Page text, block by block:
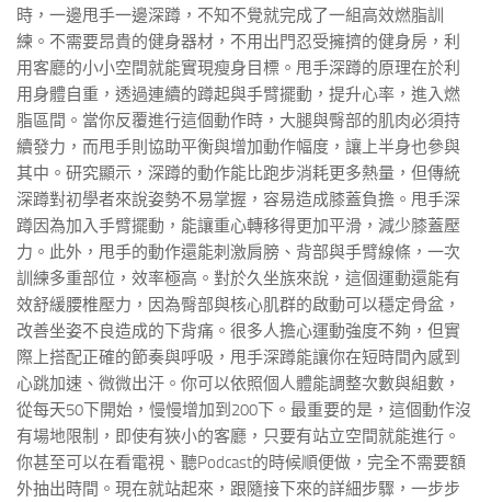
時，一邊甩手一邊深蹲，不知不覺就完成了一組高效燃脂訓
練。不需要昂貴的健身器材，不用出門忍受擁擠的健身房，利
用客廳的小小空間就能實現瘦身目標。甩手深蹲的原理在於利
用身體自重，透過連續的蹲起與手臂擺動，提升心率，進入燃
脂區間。當你反覆進行這個動作時，大腿與臀部的肌肉必須持
續發力，而甩手則協助平衡與增加動作幅度，讓上半身也參與
其中。研究顯示，深蹲的動作能比跑步消耗更多熱量，但傳統
深蹲對初學者來說姿勢不易掌握，容易造成膝蓋負擔。甩手深
蹲因為加入手臂擺動，能讓重心轉移得更加平滑，減少膝蓋壓
力。此外，甩手的動作還能刺激肩膀、背部與手臂線條，一次
訓練多重部位，效率極高。對於久坐族來說，這個運動還能有
效舒緩腰椎壓力，因為臀部與核心肌群的啟動可以穩定骨盆，
改善坐姿不良造成的下背痛。很多人擔心運動強度不夠，但實
際上搭配正確的節奏與呼吸，甩手深蹲能讓你在短時間內感到
心跳加速、微微出汗。你可以依照個人體能調整次數與組數，
從每天50下開始，慢慢增加到200下。最重要的是，這個動作沒
有場地限制，即使有狹小的客廳，只要有站立空間就能進行。
你甚至可以在看電視、聽Podcast的時候順便做，完全不需要額
外抽出時間。現在就站起來，跟隨接下來的詳細步驟，一步步